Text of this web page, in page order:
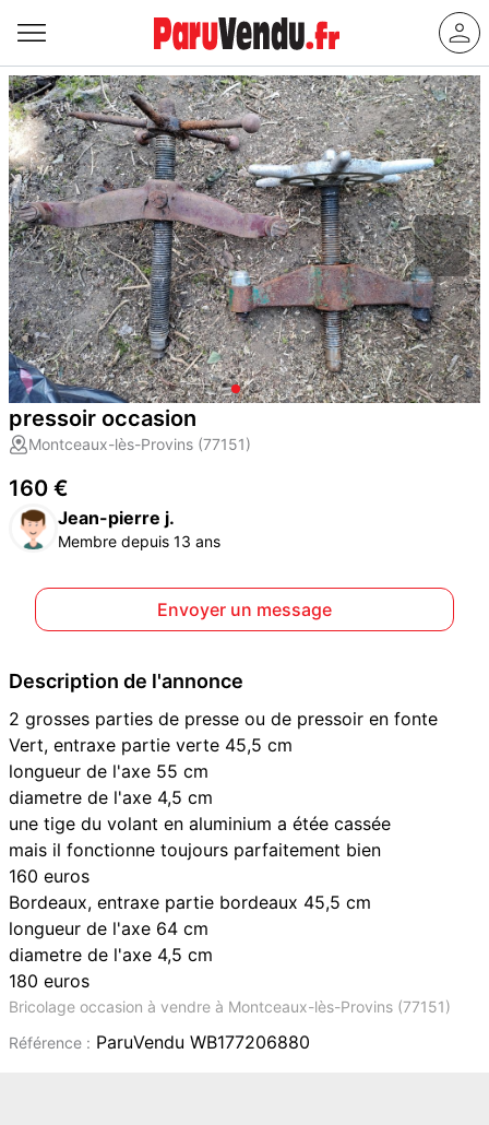
pressoir occasion
Montceaux-lès-Provins (77151)
160 €
Jean-pierre j.
Membre depuis 13 ans
Envoyer un message
Description de l'annonce
2 grosses parties de presse ou de pressoir en fonte
Vert, entraxe partie verte 45,5 cm
longueur de l'axe 55 cm
diametre de l'axe 4,5 cm
une tige du volant en aluminium a étée cassée
mais il fonctionne toujours parfaitement bien
160 euros
Bordeaux, entraxe partie bordeaux 45,5 cm
longueur de l'axe 64 cm
diametre de l'axe 4,5 cm
180 euros
Bricolage occasion à vendre à Montceaux-lès-Provins (77151)
Référence : ParuVendu WB177206880